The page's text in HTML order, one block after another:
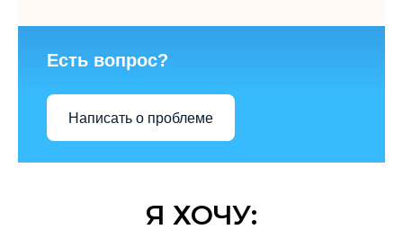
Есть вопрос?
Написать о проблеме
Я ХОЧУ: